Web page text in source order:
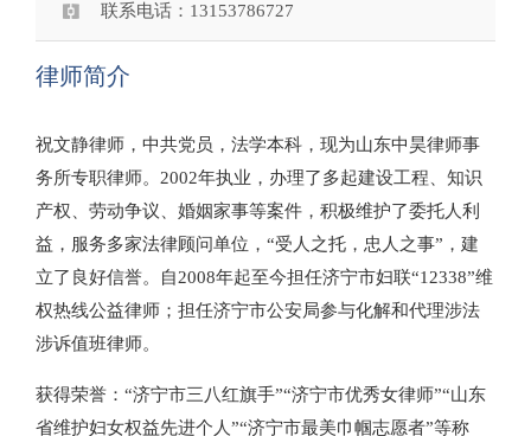
联系电话：13153786727
律师简介
祝文静律师，中共党员，法学本科，现为山东中昊律师事
务所专职律师。2002年执业，办理了多起建设工程、知识
产权、劳动争议、婚姻家事等案件，积极维护了委托人利
益，服务多家法律顾问单位，“受人之托，忠人之事”，建
立了良好信誉。自2008年起至今担任济宁市妇联“12338”维
权热线公益律师；担任济宁市公安局参与化解和代理涉法
涉诉值班律师。
获得荣誉：“济宁市三八红旗手”“济宁市优秀女律师”“山东
省维护妇女权益先进个人”“济宁市最美巾帼志愿者”等称